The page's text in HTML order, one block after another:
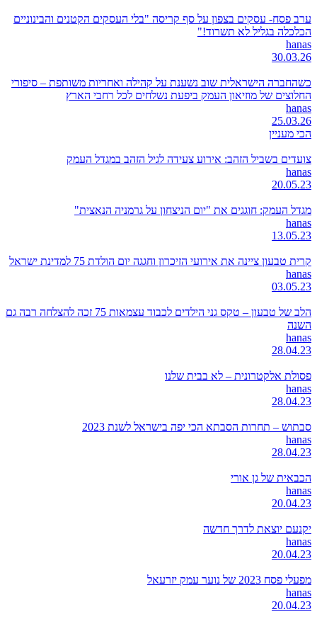
ערב פסח- עסקים בצפון על סף קריסה "בלי העסקים הקטנים והבינוניים
הכלכלה בגליל לא תשרוד!"
hanas
30.03.26
כשהחברה הישראלית שוב נשענת על קהילה ואחריות משותפת – סיפורי
החלוצים של מוזיאון העמק ביפעת נשלחים לכל רחבי הארץ
hanas
25.03.26
הכי מעניין
צועדים בשביל הזהב: אירוע צעידה לגיל הזהב במגדל העמק
hanas
20.05.23
מגדל העמק: חוגגים את "יום הניצחון על גרמניה הנאצית"
hanas
13.05.23
קרית טבעון ציינה את אירועי הזיכרון וחגגה יום הולדת 75 למדינת ישראל
hanas
03.05.23
הלב של טבעון – טקס גני הילדים לכבוד עצמאות 75 זכה להצלחה רבה גם
השנה
hanas
28.04.23
פסולת אלקטרונית – לא בבית שלנו
hanas
28.04.23
סבתוש – תחרות הסבתא הכי יפה בישראל לשנת 2023
hanas
28.04.23
הכבאית של גן אורי
hanas
20.04.23
יקנעם יוצאת לדרך חדשה
hanas
20.04.23
מפעלי פסח 2023 של נוער עמק יזרעאל
hanas
20.04.23